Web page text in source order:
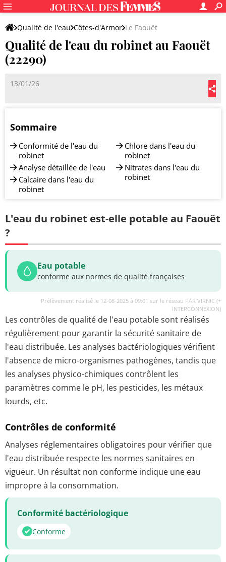
Qualité de l'eau Côtes-d'Armor Le Faouët
Qualité de l'eau du robinet au Faouët
(22290)
13/01/26
Sommaire
Conformité de l'eau du
robinet
Analyse détaillée de l'eau
Calcaire dans l'eau du
robinet
Chlore dans l'eau du
robinet
Nitrates dans l'eau du
robinet
L'eau du robinet est-elle potable au Faouët
?
Eau potable
conforme aux normes de qualité françaises
Prélèvement réalisé le 12-08-2025 à 09:01 sur le réseau PAR VIRNIC (+
INTERCONNEXION)
Les contrôles de qualité de l'eau potable sont réalisés
régulièrement pour garantir la sécurité sanitaire de
l'eau distribuée. Les analyses bactériologiques vérifient
l'absence de micro-organismes pathogènes, tandis que
les analyses physico-chimiques contrôlent les
paramètres comme le pH, les pesticides, les métaux
lourds, etc.
Contrôles de conformité
Analyses réglementaires obligatoires pour vérifier que
l'eau distribuée respecte les normes sanitaires en
vigueur. Un résultat non conforme indique une eau
impropre à la consommation.
Conformité bactériologique
Conforme